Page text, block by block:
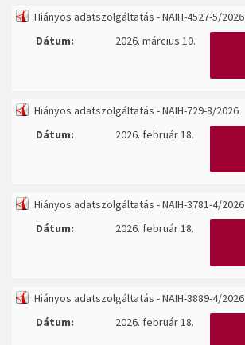
Hiányos adatszolgáltatás - NAIH-4527-5/2026
Dátum:
2026. március 10.
Hiányos adatszolgáltatás - NAIH-729-8/2026
Dátum:
2026. február 18.
Hiányos adatszolgáltatás - NAIH-3781-4/2026
Dátum:
2026. február 18.
Hiányos adatszolgáltatás - NAIH-3889-4/2026
Dátum:
2026. február 18.